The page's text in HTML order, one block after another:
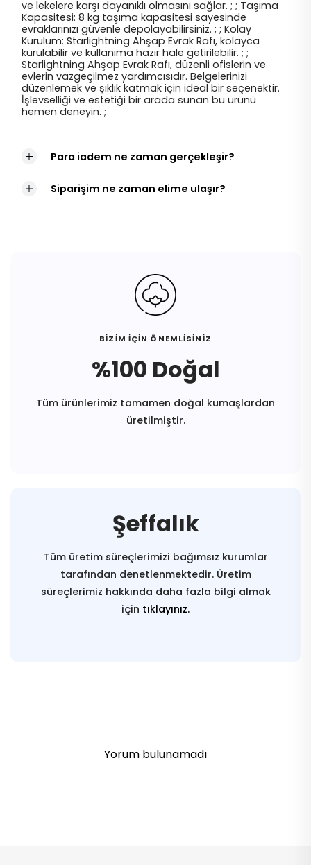
ve lekelere karşı dayanıklı olmasını sağlar. ; ; Taşıma
Kapasitesi: 8 kg taşıma kapasitesi sayesinde
evraklarınızı güvenle depolayabilirsiniz. ; ; Kolay
Kurulum: Starlightning Ahşap Evrak Rafı, kolayca
kurulabilir ve kullanıma hazır hale getirilebilir. ; ;
Starlightning Ahşap Evrak Rafı, düzenli ofislerin ve
evlerin vazgeçilmez yardımcısıdır. Belgelerinizi
düzenlemek ve şıklık katmak için ideal bir seçenektir.
İşlevselliği ve estetiği bir arada sunan bu ürünü
hemen deneyin. ;
Para iadem ne zaman gerçekleşir?
Siparişim ne zaman elime ulaşır?
BİZİM İÇİN ÖNEMLİSİNİZ
%100 Doğal
Tüm ürünlerimiz tamamen doğal kumaşlardan
üretilmiştir.
Şeffalık
Tüm üretim süreçlerimizi bağımsız kurumlar
tarafından denetlenmektedir. Üretim
süreçlerimiz hakkında daha fazla bilgi almak
için tıklayınız.
Yorum bulunamadı